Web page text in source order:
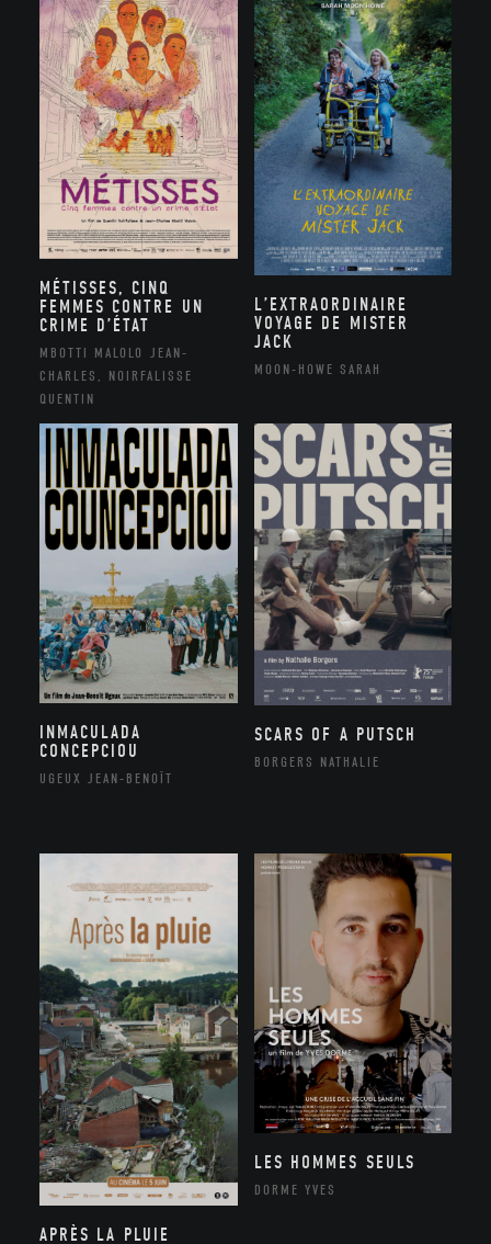
MÉTISSES, CINQ
FEMMES CONTRE UN
CRIME D’ÉTAT
MBOTTI MALOLO JEAN-
CHARLES, NOIRFALISSE
QUENTIN
L’EXTRAORDINAIRE
VOYAGE DE MISTER
JACK
MOON-HOWE SARAH
INMACULADA
CONCEPCIOU
UGEUX JEAN-BENOÎT
SCARS OF A PUTSCH
BORGERS NATHALIE
APRÈS LA PLUIE
LES HOMMES SEULS
DORME YVES